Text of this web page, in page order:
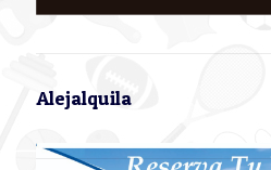
Alejalquila